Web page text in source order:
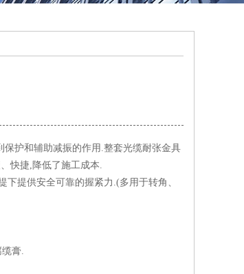
护和辅助减振的作用.整套光缆耐张金具
快捷,降低了施工成本.
提供安全可靠的握紧力.(多用于转角、
膏.